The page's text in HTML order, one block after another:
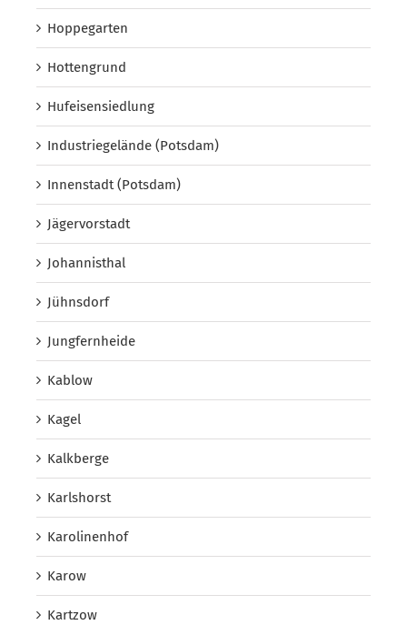
Hoppegarten
Hottengrund
Hufeisensiedlung
Industriegelände (Potsdam)
Innenstadt (Potsdam)
Jägervorstadt
Johannisthal
Jühnsdorf
Jungfernheide
Kablow
Kagel
Kalkberge
Karlshorst
Karolinenhof
Karow
Kartzow